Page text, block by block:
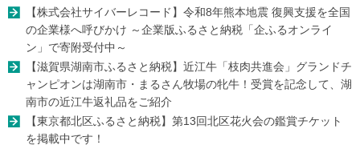
【株式会社サイバーレコード】令和8年熊本地震 復興支援を全国
の企業様へ呼びかけ ～企業版ふるさと納税「企ふるオンライ
ン」で寄附受付中～
【滋賀県湖南市ふるさと納税】近江牛「枝肉共進会」グランドチ
ャンピオンは湖南市・まるさん牧場の牝牛！受賞を記念して、湖
南市の近江牛返礼品をご紹介
【東京都北区ふるさと納税】第13回北区花火会の鑑賞チケット
を掲載中です！